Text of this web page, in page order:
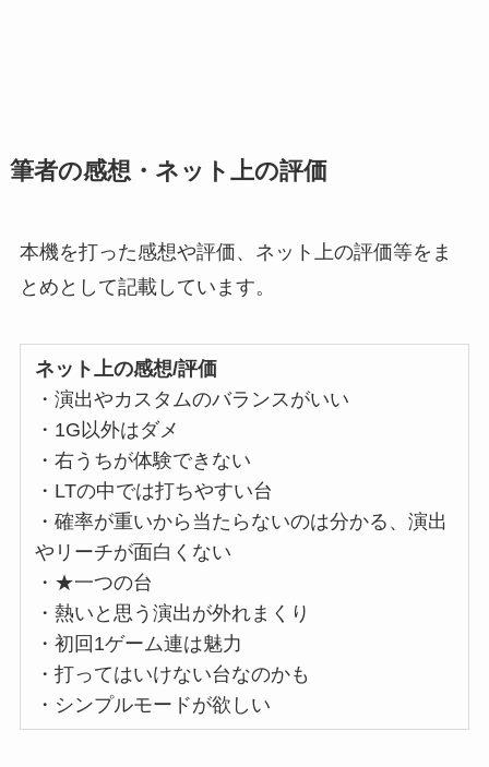
筆者の感想・ネット上の評価
本機を打った感想や評価、ネット上の評価等をま
とめとして記載しています。
ネット上の感想/評価
・演出やカスタムのバランスがいい
・1G以外はダメ
・右うちが体験できない
・LTの中では打ちやすい台
・確率が重いから当たらないのは分かる、演出
やリーチが面白くない
・★一つの台
・熱いと思う演出が外れまくり
・初回1ゲーム連は魅力
・打ってはいけない台なのかも
・シンプルモードが欲しい